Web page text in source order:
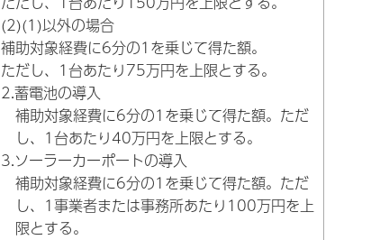
(2)(1)以外の場合
補助対象経費に6分の1を乗じて得た額。
ただし、1台あたり75万円を上限とする。
2.蓄電池の導入
補助対象経費に6分の1を乗じて得た額。ただ
し、1台あたり40万円を上限とする。
3.ソーラーカーポートの導入
補助対象経費に6分の1を乗じて得た額。ただ
し、1事業者または事務所あたり100万円を上
限とする。